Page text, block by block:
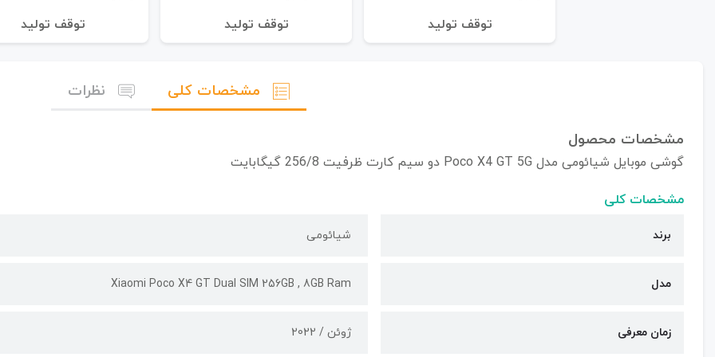
توقف تولید توقف تولید توقف تولید
مشخصات کلی نظرات
مشخصات محصول
گوشی موبایل شیائومی مدل Poco X4 GT 5G دو سیم کارت ظرفیت 256/8 گیگابایت
مشخصات کلی
برند شیائومی
مدل Xiaomi Poco X4 GT Dual SIM 256GB , 8GB Ram
زمان معرفی ژوئن / 2022